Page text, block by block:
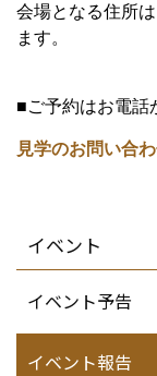
会場となる住所
ます。
■ご予約はお電話
見学のお問い合
イベント
イベント予告
イベント報告